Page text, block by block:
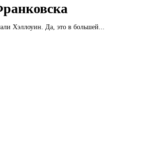
Хэллоуин. Да, это в большей...